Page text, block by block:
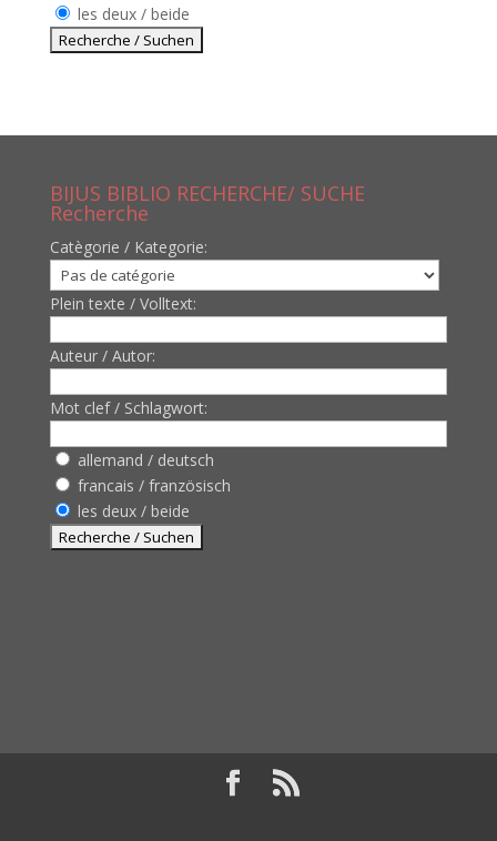
les deux / beide
BIJUS BIBLIO RECHERCHE/ SUCHE
Recherche
Catègorie / Kategorie:
Plein texte / Volltext:
Auteur / Autor:
Mot clef / Schlagwort:
allemand / deutsch
francais / französisch
les deux / beide